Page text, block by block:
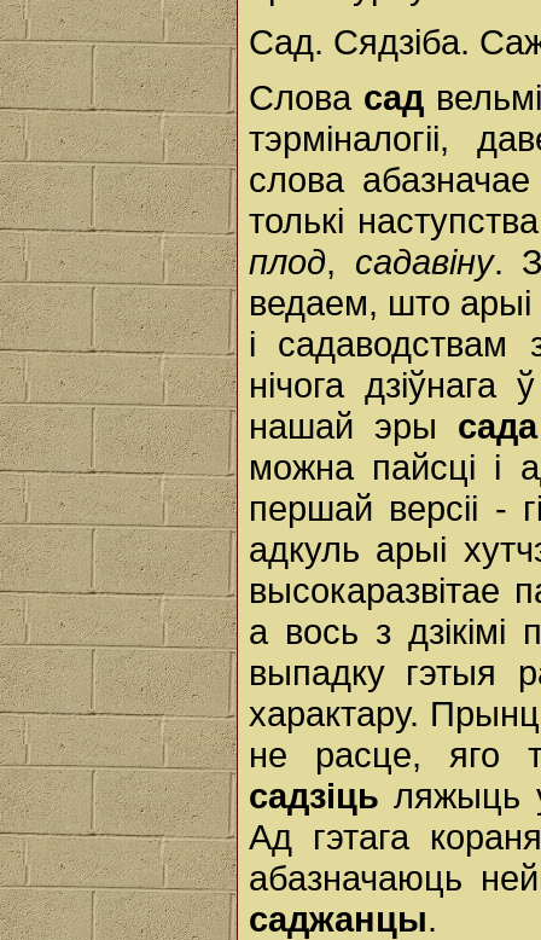
Сад. Сядзіба.
Слова сад
тэрміналогіі,
слова
толькі
плод, садавіну.
ведаем, што
і
нічога
нашай эры сада
можна пайсці і
першай версіі -
адкуль арыі
высокаразвітае
а вось з
выпадку гэтыя
характару.
не расце, яго
садзіць ляжыць
Ад гэтага
абазначаюць
саджанцы.